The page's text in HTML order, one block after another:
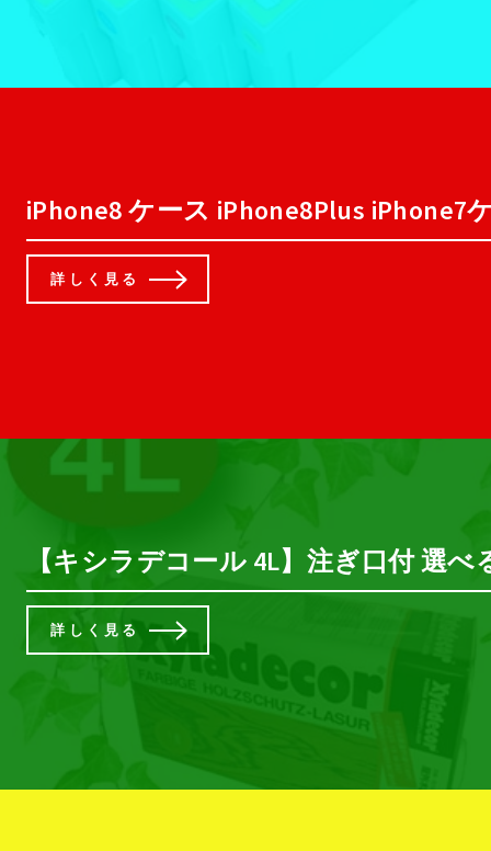
iPhone8 ケース iPhone8Plus iPhone7
詳しく見る
【キシラデコール 4L】注ぎ口付 選
詳しく見る